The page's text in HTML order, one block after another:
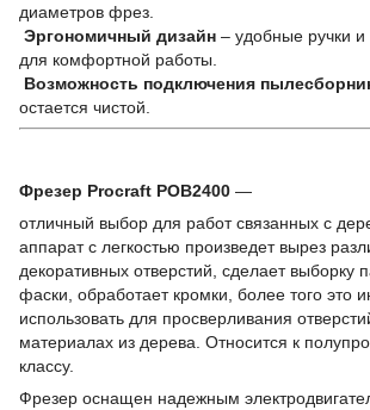
диаметров фрез.
Эргономичный дизайн – удобные ручки
для комфортной работы.
Возможность подключения
остается чистой.
Фрезер Procraft POB2400 ―
отличный выбор для работ связанных с
аппарат с легкостью произведет вырез
декоративных отверстий, сделает выборку
фаски, обработает кромки, более того это
использовать для просверливания
материалах из дерева. Отнoсится к
классу.
Фрезер оснащен надежным